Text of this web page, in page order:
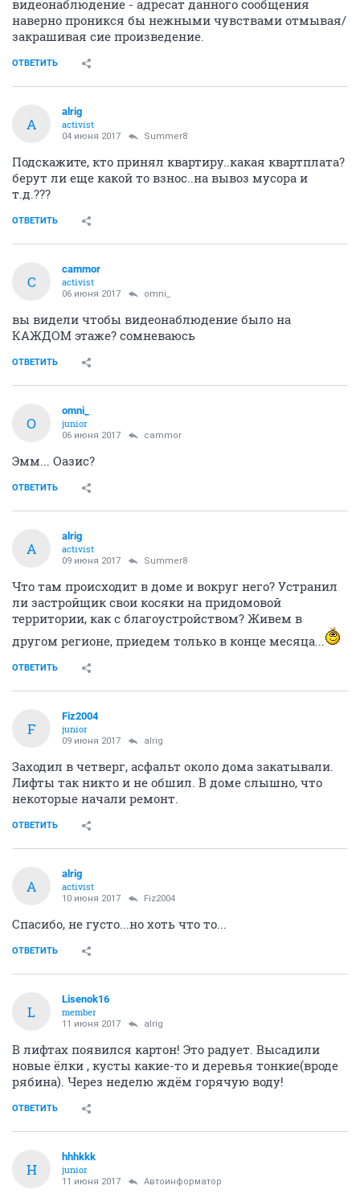
видеонаблюдение - адресат данного сообщения
наверно проникся бы нежными чувствами отмывая/
закрашивая сие произведение.
ОТВЕТИТЬ
A
alrig
activist
04 июня 2017 Summer8
Подскажите, кто принял квартиру..какая квартплата?
берут ли еще какой то взнос..на вывоз мусора и
т.д.???
ОТВЕТИТЬ
C
cammor
activist
06 июня 2017 omni_
вы видели чтобы видеонаблюдение было на
КАЖДОМ этаже? сомневаюсь
ОТВЕТИТЬ
O
omni_
junior
06 июня 2017 cammor
Эмм... Оазис?
ОТВЕТИТЬ
A
alrig
activist
09 июня 2017 Summer8
Что там происходит в доме и вокруг него? Устранил
ли застройщик свои косяки на придомовой
территории, как с благоустройством? Живем в
другом регионе, приедем только в конце месяца...
ОТВЕТИТЬ
F
Fiz2004
junior
09 июня 2017 alrig
Заходил в четверг, асфальт около дома закатывали.
Лифты так никто и не обшил. В доме слышно, что
некоторые начали ремонт.
ОТВЕТИТЬ
A
alrig
activist
10 июня 2017 Fiz2004
Спасибо, не густо...но хоть что то...
ОТВЕТИТЬ
L
Lisenok16
member
11 июня 2017 alrig
В лифтах появился картон! Это радует. Высадили
новые ёлки , кусты какие-то и деревья тонкие(вроде
рябина). Через неделю ждём горячую воду!
ОТВЕТИТЬ
H
hhhkkk
junior
11 июня 2017 Автоинформатор